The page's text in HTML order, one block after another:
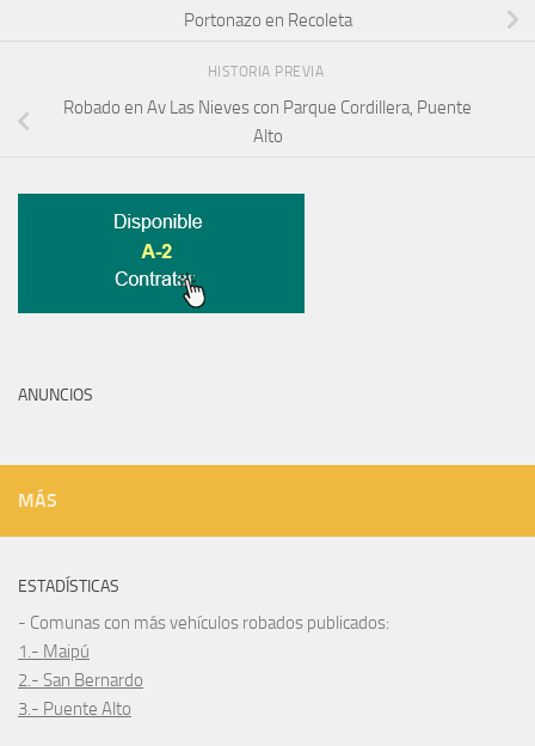
Portonazo en Recoleta
HISTORIA PREVIA
Robado en Av Las Nieves con Parque Cordillera, Puente
Alto
ANUNCIOS
MÁS
ESTADÍSTICAS
- Comunas con más vehículos robados publicados:
1.- Maipú
2.- San Bernardo
3.- Puente Alto